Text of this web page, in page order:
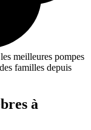
meilleures pompes
familles depuis
à